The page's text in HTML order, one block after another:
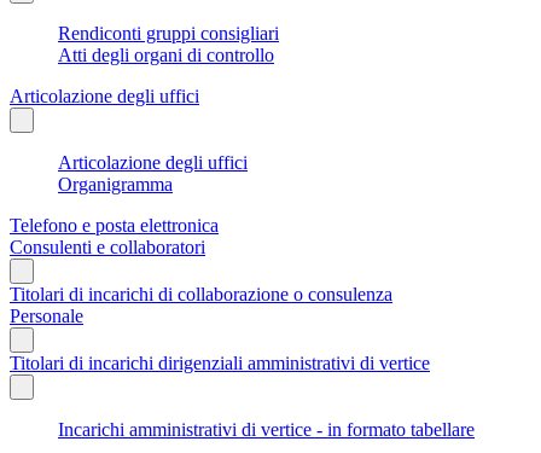
Rendiconti gruppi consigliari
Atti degli organi di controllo
Articolazione degli uffici
Articolazione degli uffici
Organigramma
Telefono e posta elettronica
Consulenti e collaboratori
Titolari di incarichi di collaborazione o consulenza
Personale
Titolari di incarichi dirigenziali amministrativi di vertice
Incarichi amministrativi di vertice - in formato tabellare